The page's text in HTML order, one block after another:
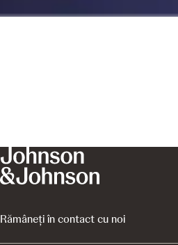
Rămâneți în contact cu noi